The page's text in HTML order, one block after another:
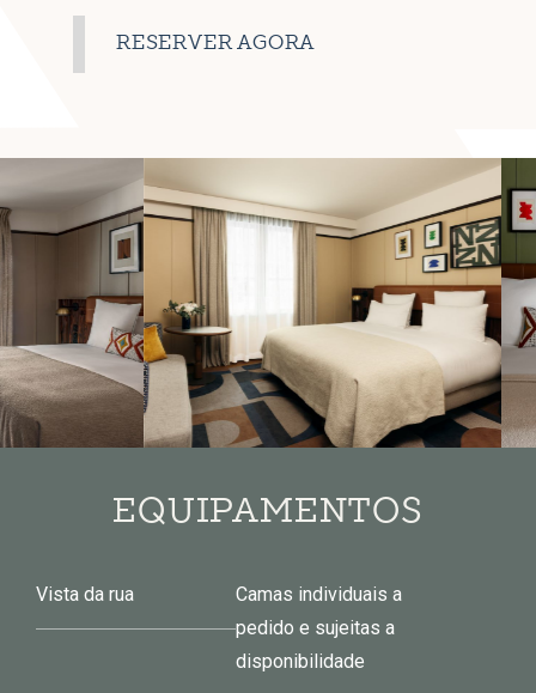
RESERVER AGORA
EQUIPAMENTOS
Vista da rua
Camas individuais a
pedido e sujeitas a
disponibilidade